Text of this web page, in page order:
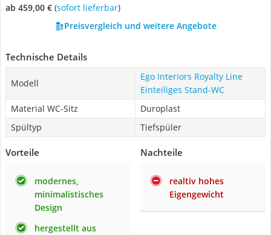
ab 459,00 € ( Sofort lieferbar)
Preisvergleich und weitere Angebote
Technische Details
Modell
Ego Interiors Royalty Line
Einteiliges Stand-WC
Material WC-Sitz
Duroplast
Spültyp
Tiefspüler
Vorteile
modernes,
minimalistisches
Design
hergestellt aus
Nachteile
realtiv hohes
Eigengewicht